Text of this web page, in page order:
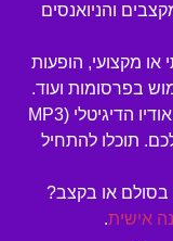
והניואנסים
או מקצועי, הופעות
בפרסומות ועוד.
הורידו את קובץ האודיו הדיגיטלי (MP3
תוכלו להתחיל
או בקצב?
אישית.